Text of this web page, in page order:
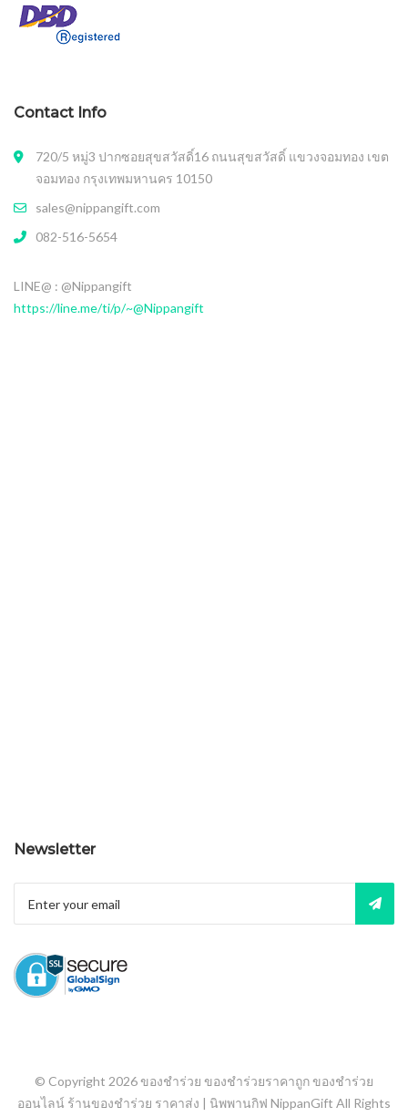
Contact Info
720/5 หมู่3 ปากซอยสุขสวัสดิ์16 ถนนสุขสวัสดิ์ แขวงจอมทอง เขต
จอมทอง กรุงเทพมหานคร 10150
sales@nippangift.com
082-516-5654
LINE@ : @Nippangift
https://line.me/ti/p/~@Nippangift
Newsletter
© Copyright 2026ของชำร่วย ของชำร่วยราคาถูก ของชำร่วย
ออนไลน์ ร้านของชำร่วย ราคาส่ง | นิพพานกิฟ NippanGift All Rights